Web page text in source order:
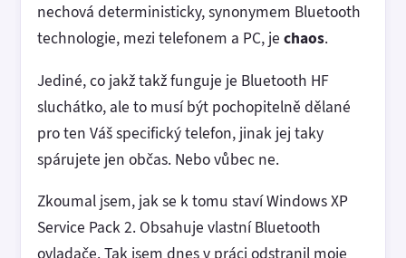
nechová deterministicky, synonymem Bluetooth
technologie, mezi telefonem a PC, je chaos.
Jediné, co jakž takž funguje je Bluetooth HF
sluchátko, ale to musí být pochopitelně dělané
pro ten Váš specifický telefon, jinak jej taky
spárujete jen občas. Nebo vůbec ne.
Zkoumal jsem, jak se k tomu staví Windows XP
Service Pack 2. Obsahuje vlastní Bluetooth
ovladače. Tak jsem dnes v práci odstranil moje